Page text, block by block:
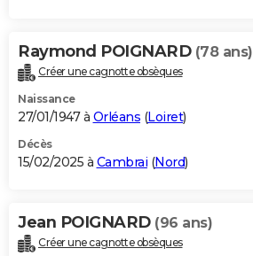
Raymond POIGNARD (78 ans)
Créer une cagnotte obsèques
Naissance
27/01/1947 à Orléans (Loiret)
Décès
15/02/2025 à Cambrai (Nord)
Jean POIGNARD (96 ans)
Créer une cagnotte obsèques